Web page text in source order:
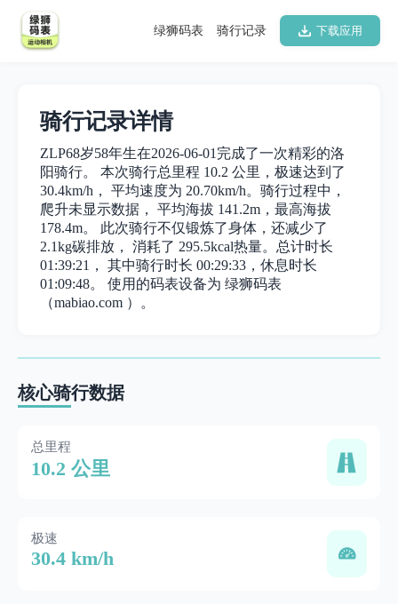
下载应用
骑行记录
绿狮码表
骑行记录详情
ZLP68岁58年生在2026-06-01完成了一次精彩的洛
阳骑行。 本次骑行总里程 10.2 公里，极速达到了
30.4km/h， 平均速度为 20.70km/h。骑行过程中，
爬升未显示数据， 平均海拔 141.2m，最高海拔
178.4m。 此次骑行不仅锻炼了身体，还减少了
2.1kg碳排放， 消耗了 295.5kcal热量。总计时长
01:39:21， 其中骑行时长 00:29:33，休息时长
01:09:48。 使用的码表设备为 绿狮码表
（mabiao.com ）。
核心骑行数据
总里程
10.2 公里
极速
30.4 km/h